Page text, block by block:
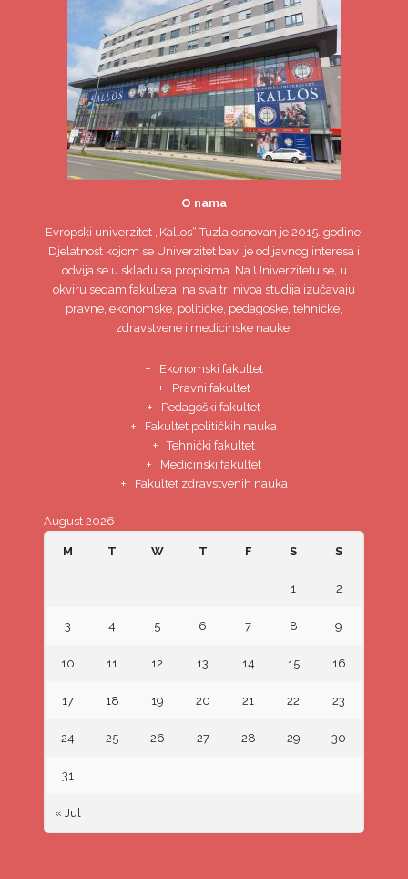
O nama
Evropski univerzitet„Kallos“ Tuzla osnovan je 2015. godine.
Djelatnost kojom se Univerzitet bavi je od javnog interesa i
odvija se u skladu sa propisima. Na Univerzitetu se, u
okviru sedam fakulteta, na sva tri nivoa studija izučavaju
pravne, ekonomske, političke, pedagoške, tehničke,
zdravstvene i medicinske nauke.
Ekonomski fakultet
Pravni fakultet
Pedagoški fakultet
Fakultet političkih nauka
Tehnički fakultet
Medicinski fakultet
Fakultet zdravstvenih nauka
August 2026
M T W T F S S
« Jul
1 2
3 4 5 6 7 8 9
10 11 12 13 14 15 16
17 18 19 20 21 22 23
24 25 26 27 28 29 30
31